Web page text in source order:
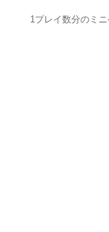
1プレイ数分のミニ